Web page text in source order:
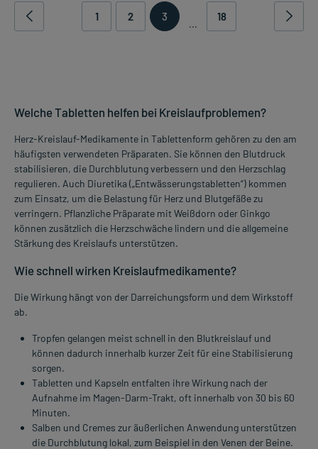
1 2 3
...
18
Welche Tabletten helfen bei Kreislaufproblemen?
Herz-Kreislauf-Medikamente in Tablettenform gehören zu den am
häufigsten verwendeten Präparaten. Sie können den Blutdruck
stabilisieren, die Durchblutung verbessern und den Herzschlag
regulieren. Auch Diuretika („Entwässerungstabletten“) kommen
zum Einsatz, um die Belastung für Herz und Blutgefäße zu
verringern. Pflanzliche Präparate mit Weißdorn oder Ginkgo
können zusätzlich die Herzschwäche lindern und die allgemeine
Stärkung des Kreislaufs unterstützen.
Wie schnell wirken Kreislaufmedikamente?
Die Wirkung hängt von der Darreichungsform und dem Wirkstoff
ab.
Tropfen gelangen meist schnell in den Blutkreislauf und
können dadurch innerhalb kurzer Zeit für eine Stabilisierung
sorgen.
Tabletten und Kapseln entfalten ihre Wirkung nach der
Aufnahme im Magen-Darm-Trakt, oft innerhalb von 30 bis 60
Minuten.
Salben und Cremes zur äußerlichen Anwendung unterstützen
die Durchblutung lokal, zum Beispiel in den Venen der Beine.